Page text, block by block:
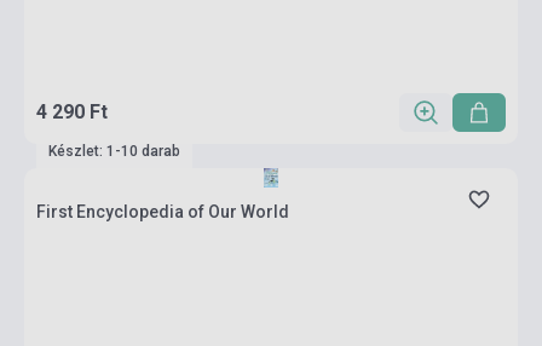
4 290 Ft
Készlet: 1-10 darab
First Encyclopedia of Our World